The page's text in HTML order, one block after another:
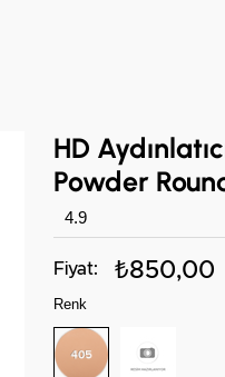
HD
Powder
4.9
₺850,00
Renk